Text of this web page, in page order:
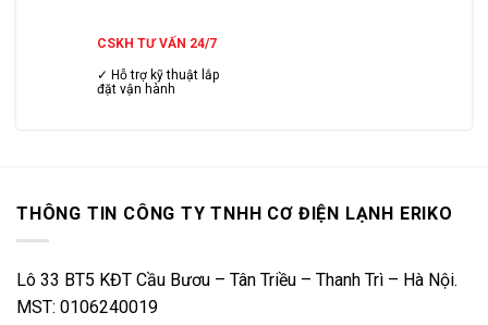
CSKH TƯ VẤN 24/7
✓ Hỗ trợ kỹ thuật lắp
đặt vận hành
THÔNG TIN CÔNG TY TNHH CƠ ĐIỆN LẠNH ERIKO
Lô 33 BT5 KĐT Cầu Bươu – Tân Triều – Thanh Trì – Hà Nội.
MST: 0106240019